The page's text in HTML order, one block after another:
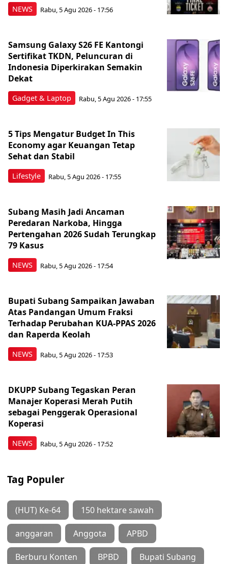
NEWS Rabu, 5 Agu 2026 - 17:56
Gadget & Laptop
Samsung Galaxy S26 FE Kantongi
Sertifikat TKDN, Peluncuran di
Indonesia Diperkirakan Semakin
Dekat
Rabu, 5 Agu 2026 - 17:55
Lifestyle
5 Tips Mengatur Budget In This
Economy agar Keuangan Tetap
Sehat dan Stabil
Rabu, 5 Agu 2026 - 17:55
NEWS
Subang Masih Jadi Ancaman
Peredaran Narkoba, Hingga
Pertengahan 2026 Sudah Terungkap
79 Kasus
Rabu, 5 Agu 2026 - 17:54
NEWS
Bupati Subang Sampaikan Jawaban
Atas Pandangan Umum Fraksi
Terhadap Perubahan KUA-PPAS 2026
dan Raperda Keolah
Rabu, 5 Agu 2026 - 17:53
NEWS
DKUPP Subang Tegaskan Peran
Manajer Koperasi Merah Putih
sebagai Penggerak Operasional
Koperasi
Rabu, 5 Agu 2026 - 17:52
Tag Populer
(HUT) Ke-64 150 hektare sawah
anggaran Anggota APBD
Berburu Konten BPBD Bupati Subang